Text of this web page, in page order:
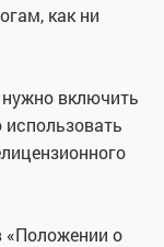
как ни
включить
«Положении о